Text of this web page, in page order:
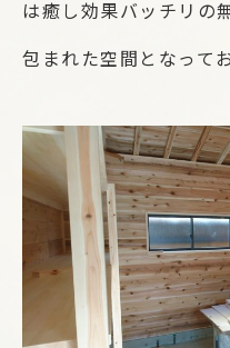
は癒し効果バッチリの
包まれた空間となって